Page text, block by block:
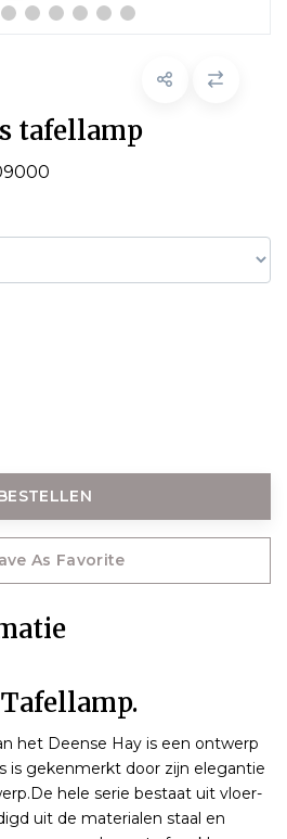
tafellamp
As Favorite
het Deense Hay is een ontwerp
is gekenmerkt door zijn elegantie
hele serie bestaat uit vloer-
uit de materialen staal en